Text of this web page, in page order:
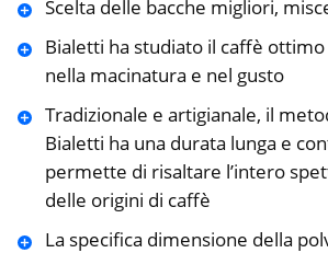
Scelta delle bacche migliori,
Bialetti ha studiato il caffè
nella macinatura e nel gusto
Tradizionale e artigianale, il
Bialetti ha una durata lunga e
permette di risaltare l’intero
delle origini di caffè
La specifica dimensione della